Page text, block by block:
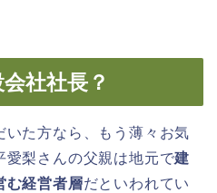
社社長？
いた方なら、もう薄々お気
愛梨さんの父親は地元で建
む経営者層だといわれてい